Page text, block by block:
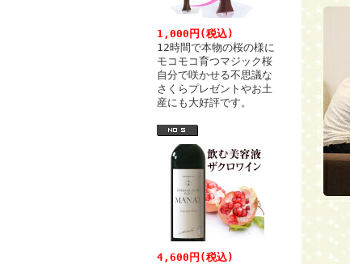
1,000円(税込)
12時間で本物の桜の様に
モコモコ育つマジック桜
自分で咲かせる不思議な
さくらプレゼントやお土
産にも大好評です。
4,600円(税込)